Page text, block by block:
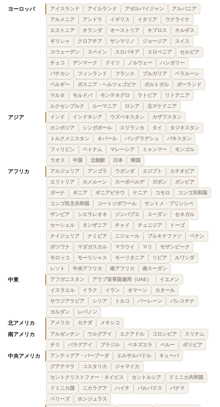
ヨーロッパ アイスランド アイルランド アゼルバイジャン
アルバニア
アルメニア
アンドラ イギリス イタリア
ウクライナ
エストニア
オランダ オーストリア キプロス
キルギス
ギリシャ
クロアチア サンマリノ ジョージア
スイス
スウェーデン
スペイン スロバキア スロベニア
セルビア
チェコ
デンマーク ドイツ ノルウェー
ハンガリー
バチカン
フィンランド フランス ブルガリア
ベラルーシ
ベルギー
ボスニア・ヘルツェゴビナ ポルトガル
ポーランド
マルタ
モルドバ モンテネグロ ラトビア
リトアニア
ルクセンブルク
ルーマニア ロシア 北マケドニア
アジア インド インドネシア ウズベキスタン
カザフスタン
カンボジア
シンガポール スリランカ タイ
タジキスタン
トルクメニスタン
ネパール バングラデシュ
パキスタン
フィリピン
ベトナム マレーシア ミャンマー
モンゴル
ラオス
中国 北朝鮮 日本 韓国
アフリカ アルジェリア アンゴラ ウガンダ エジプト
エチオピア
エリトリア
カメルーン カーボベルデ ガボン
ガンビア
ガーナ
ギニア ギニアビサウ ケニア コモロ
コンゴ共和国
コンゴ民主共和国
コートジボワール
サントメ・プリンシペ
ザンビア
シエラレオネ ジンバブエ スーダン
セネガル
セーシェル
タンザニア チャド チュニジア
トーゴ
ナイジェリア
ナミビア ニジェール ブルキナファソ
ベナン
ボツワナ
マダガスカル マラウイ マリ
モザンビーク
モロッコ
モーリシャス モーリタニア リビア
ルワンダ
レソト
中央アフリカ 南アフリカ 南スーダン
中東 アフガニスタン アラブ首長国連邦（UAE）
イエメン
イスラエル
イラク イラン オマーン
カタール
サウジアラビア
シリア トルコ バーレーン
パレスチナ
ヨルダン
レバノン
北アメリカ アメリカ カナダ メキシコ
南アメリカ アルゼンチン ウルグアイ エクアドル コロンビア
スリナム
チリ
パラグアイ ブラジル ベネズエラ ペルー ボリビア
中央アメリカ アンティグア・バーブーダ エルサルバドル
キューバ
グアテマラ
コスタリカ
ジャマイカ
セントクリストファー・ネイビス
セントルシア
ドミニカ共和国
ドミニカ国
ニカラグア ハイチ バルバドス
パナマ
ベリーズ
ホンジュラス